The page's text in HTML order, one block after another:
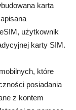
karta
użytkownik
karty SIM.
które
posiadania
z kontem